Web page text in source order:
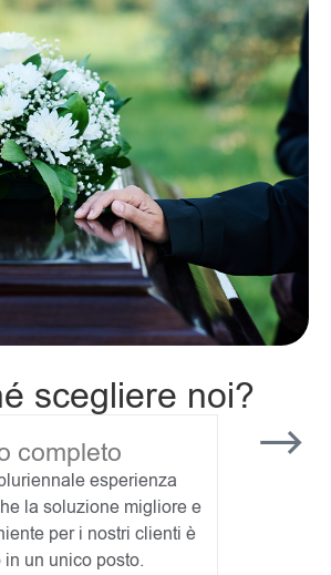
scegliere noi?
completo
esperienza
la soluzione migliore e
per i nostri clienti è
in un unico posto.